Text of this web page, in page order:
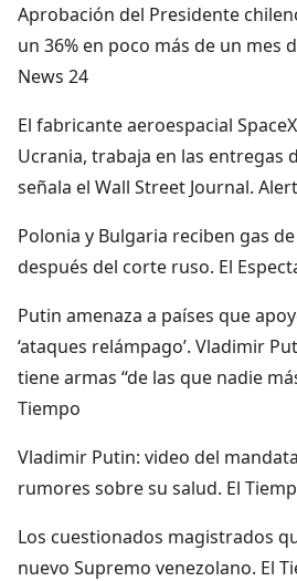
Aprobación del Presidente
un 36% en poco más de un mes
News 24
El fabricante aeroespacial
Ucrania, trabaja en las entregas
señala el Wall Street Journal.
Polonia y Bulgaria reciben gas
después del corte ruso. El
Putin amenaza a países que
‘ataques relámpago’. Vladimir
tiene armas “de las que nadie
Tiempo
Vladimir Putin: video del
rumores sobre su salud. El
Los cuestionados magistrados
nuevo Supremo venezolano. El